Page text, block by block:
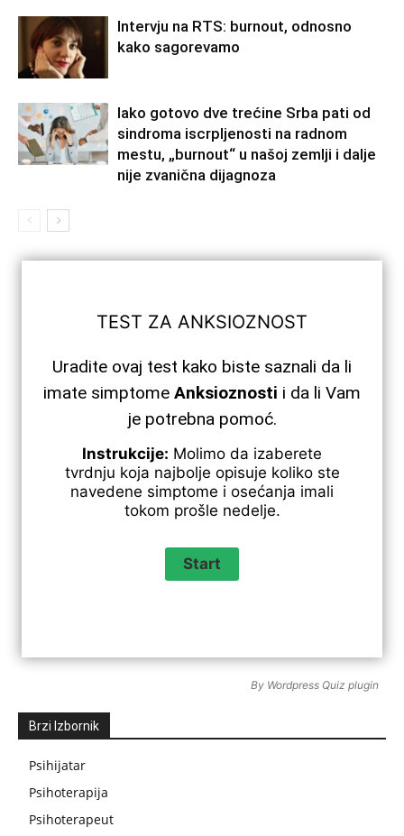
Intervju na RTS: burnout, odnosno
kako sagorevamo
Iako gotovo dve trećine Srba pati od
sindroma iscrpljenosti na radnom
mestu, „burnout“ u našoj zemlji i dalje
nije zvanična dijagnoza
TEST ZA ANKSIOZNOST
Uradite ovaj test kako biste saznali da li
imate simptome Anksioznosti i da li Vam
je potrebna pomoć.
Instrukcije: Molimo da izaberete
tvrdnju koja najbolje opisuje koliko ste
navedene simptome i osećanja imali
tokom prošle nedelje.
By Wordpress Quiz plugin
Brzi Izbornik
Psihijatar
Psihoterapija
Psihoterapeut